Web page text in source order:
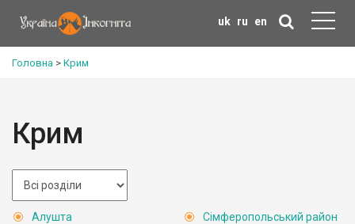
uk ru en
Головна > Крим
Крим
Алушта
Сімферопольський район